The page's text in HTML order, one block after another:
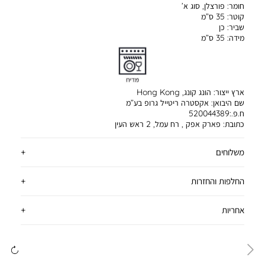
משלוחים
החלפות והחזרות
אחריות
חומר: פורצלן, סוג א’
קוטר: 35 ס”מ
שביר: כן
מידה: 35 ס”מ
ארץ ייצור: הונג קונג, Hong Kong
שם היבואן: אקסטרה ריטייל גרופ בע”מ
ח.פ.:520044389
כתובת: פארק אפק , רח עמל, 2 ראש העין